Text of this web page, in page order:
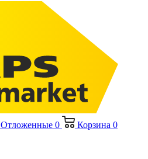
Отложенные 0 Корзина 0